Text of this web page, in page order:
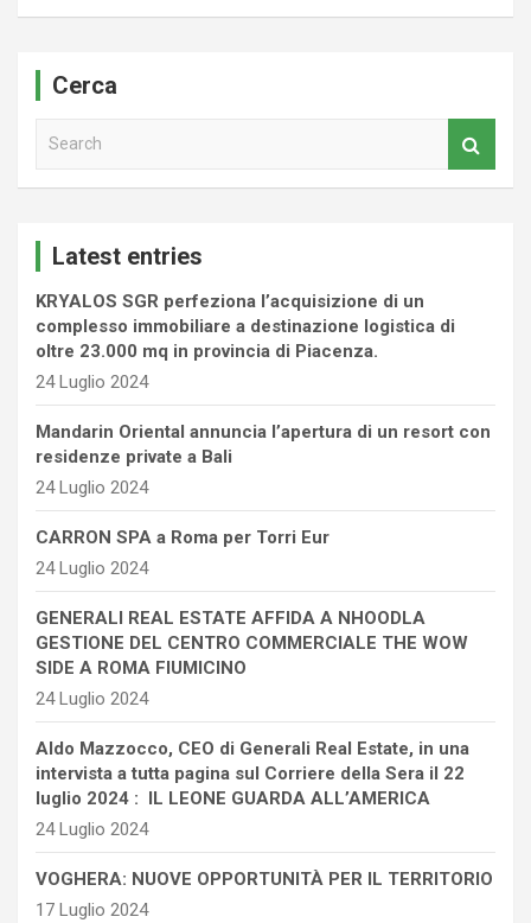
Cerca
Latest entries
KRYALOS SGR perfeziona l’acquisizione di un
complesso immobiliare a destinazione logistica di
oltre 23.000 mq in provincia di Piacenza.
24 Luglio 2024
Mandarin Oriental annuncia l’apertura di un resort con
residenze private a Bali
24 Luglio 2024
CARRON SPA a Roma per Torri Eur
24 Luglio 2024
GENERALI REAL ESTATE AFFIDA A NHOODLA
GESTIONE DEL CENTRO COMMERCIALE THE WOW
SIDE A ROMA FIUMICINO
24 Luglio 2024
Aldo Mazzocco, CEO di Generali Real Estate, in una
intervista a tutta pagina sul Corriere della Sera il 22
luglio 2024 : IL LEONE GUARDA ALL’AMERICA
24 Luglio 2024
VOGHERA: NUOVE OPPORTUNITÀ PER IL TERRITORIO
17 Luglio 2024